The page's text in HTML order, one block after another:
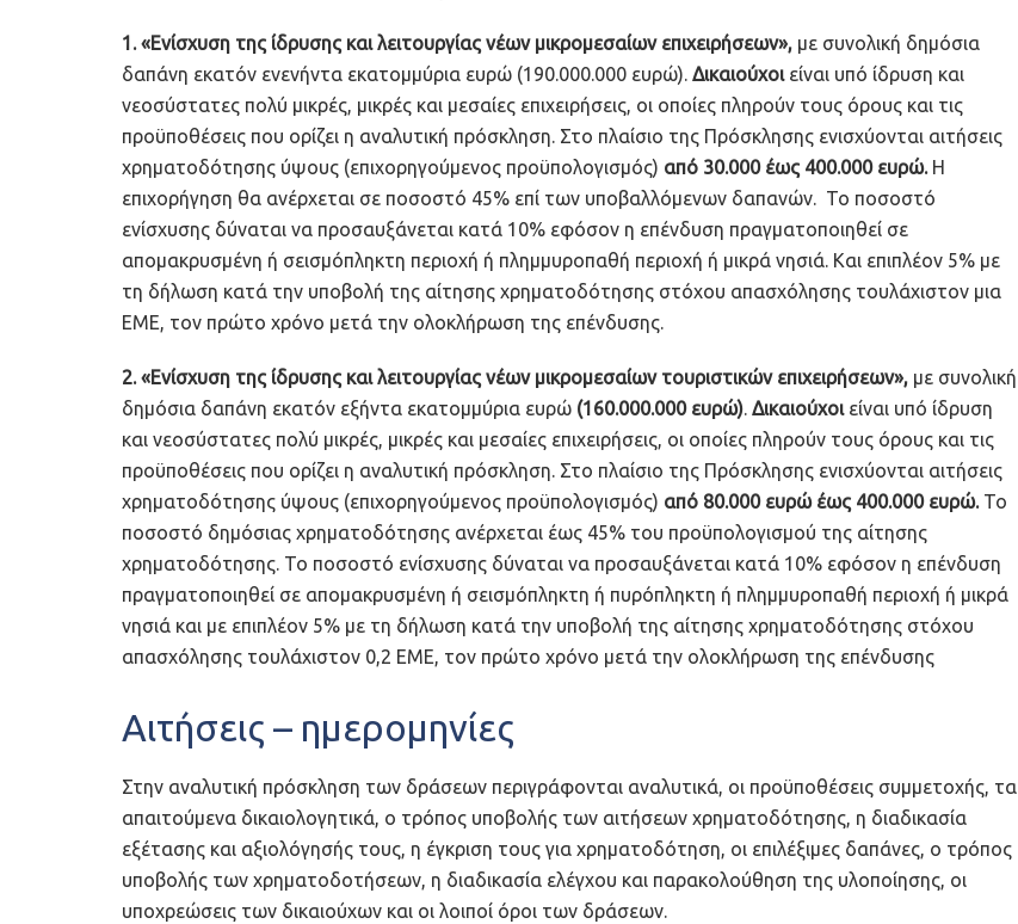
1. «Ενίσχυση της ίδρυσης και λειτουργίας νέων μικρομεσαίων επιχειρήσεων», με συνολική δημόσια
δαπάνη εκατόν ενενήντα εκατομμύρια ευρώ (190.000.000 ευρώ). Δικαιούχοι είναι υπό ίδρυση και
νεοσύστατες πολύ μικρές, μικρές και μεσαίες επιχειρήσεις, οι οποίες πληρούν τους όρους και τις
προϋποθέσεις που ορίζει η αναλυτική πρόσκληση. Στο πλαίσιο της Πρόσκλησης ενισχύονται αιτήσεις
χρηματοδότησης ύψους (επιχορηγούμενος προϋπολογισμός) από 30.000 έως 400.000 ευρώ. Η
επιχορήγηση θα ανέρχεται σε ποσοστό 45% επί των υποβαλλόμενων δαπανών. Το ποσοστό
ενίσχυσης δύναται να προσαυξάνεται κατά 10% εφόσον η επένδυση πραγματοποιηθεί σε
απομακρυσμένη ή σεισμόπληκτη περιοχή ή πλημμυροπαθή περιοχή ή μικρά νησιά. Και επιπλέον 5% με
τη δήλωση κατά την υποβολή της αίτησης χρηματοδότησης στόχου απασχόλησης τουλάχιστον μια
ΕΜΕ, τον πρώτο χρόνο μετά την ολοκλήρωση της επένδυσης.
2. «Ενίσχυση της ίδρυσης και λειτουργίας νέων μικρομεσαίων τουριστικών επιχειρήσεων», με συνολική
δημόσια δαπάνη εκατόν εξήντα εκατομμύρια ευρώ (160.000.000 ευρώ). Δικαιούχοι είναι υπό ίδρυση
και νεοσύστατες πολύ μικρές, μικρές και μεσαίες επιχειρήσεις, οι οποίες πληρούν τους όρους και τις
προϋποθέσεις που ορίζει η αναλυτική πρόσκληση. Στο πλαίσιο της Πρόσκλησης ενισχύονται αιτήσεις
χρηματοδότησης ύψους (επιχορηγούμενος προϋπολογισμός) από 80.000 ευρώ έως 400.000 ευρώ.Το
ποσοστό δημόσιας χρηματοδότησης ανέρχεται έως 45% του προϋπολογισμού της αίτησης
χρηματοδότησης. Το ποσοστό ενίσχυσης δύναται να προσαυξάνεται κατά 10% εφόσον η επένδυση
πραγματοποιηθεί σε απομακρυσμένη ή σεισμόπληκτη ή πυρόπληκτη ή πλημμυροπαθή περιοχή ή μικρά
νησιά και με επιπλέον 5% με τη δήλωση κατά την υποβολή της αίτησης χρηματοδότησης στόχου
απασχόλησης τουλάχιστον 0,2 ΕΜΕ, τον πρώτο χρόνο μετά την ολοκλήρωση της επένδυσης
Αιτήσεις – ημερομηνίες
Στην αναλυτική πρόσκληση των δράσεων περιγράφονται αναλυτικά, οι προϋποθέσεις συμμετοχής, τα
απαιτούμενα δικαιολογητικά, ο τρόπος υποβολής των αιτήσεων χρηματοδότησης, η διαδικασία
εξέτασης και αξιολόγησής τους, η έγκριση τους για χρηματοδότηση, οι επιλέξιμες δαπάνες, ο τρόπος
υποβολής των χρηματοδοτήσεων, η διαδικασία ελέγχου και παρακολούθηση της υλοποίησης, οι
υποχρεώσεις των δικαιούχων και οι λοιποί όροι των δράσεων.